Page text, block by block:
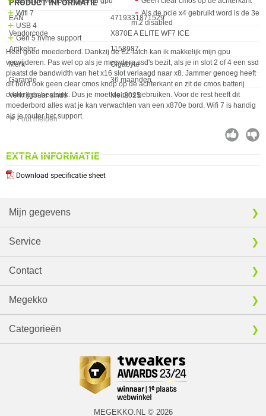
PRODUCT INFORMATIE
EAN
4719331871529
Vendorcode
X870E A ELITE WF7 ICE
Artikelnr
1158987
Merk
Gigabyte
Garantie
36 maanden
Verkrijgbaar sinds
Mei 2025
⚑ Fout melden
EXTRA INFORMATIE
Download specificatie sheet
Wifi 7
USB 4
Gen 5 nvme support
Als de pcie x4 gebruikt word is de 3e
m.2 disabled
Heel goed moederbord. Dankzij de EZ-latch kan ik makkelijk mijn gpu
verwijderen. Pas wel op als je meerdere ssd's bezit, als je in slot 2 of 4 een ssd
plaatst de bandwidth van het x16 slot verlaagd naar x8. Jammer genoeg heeft
dit bord ook geen clear cmos knop op de achterkant en zit de cmos batterij
onder een heatsink. Dus je moet de pins gebruiken. Voor de rest heeft dit
moederbord alles wat je kan verwachten van een x870e bord. Wifi 7 is handig
als je router het support.
Mijn gegevens
Service
Contact
Megekko
Categorieën
MEGEKKO.NL © 2026